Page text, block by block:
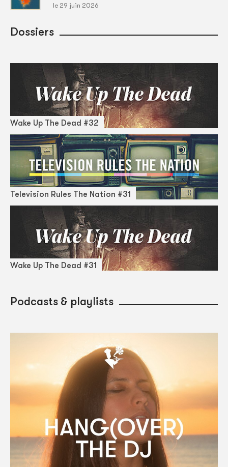
le 29 juin 2026
Dossiers
Wake Up The Dead #32
Television Rules The Nation #31
Wake Up The Dead #31
Podcasts & playlists